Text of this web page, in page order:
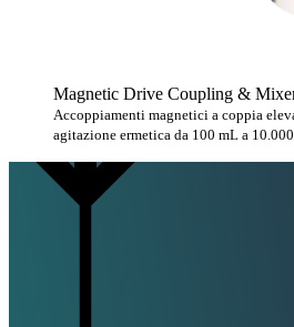
Magnetic Drive Coupling &
Accoppiamenti magnetici a coppia
agitazione ermetica da 100 mL a